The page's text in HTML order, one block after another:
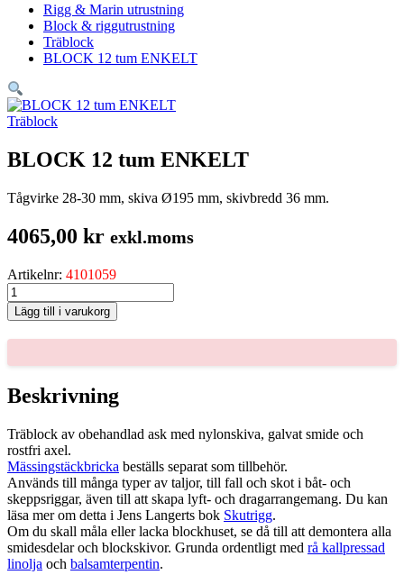
Rigg & Marin utrustning
Block & riggutrustning
Träblock
BLOCK 12 tum ENKELT
Träblock
BLOCK 12 tum ENKELT
Tågvirke 28-30 mm, skiva Ø195 mm, skivbredd 36 mm.
4065,00 kr exkl.moms
Artikelnr: 4101059
BLOCK
12
tum
ENKELT
Lägg till i varukorg
Beskrivning
Träblock av obehandlad ask med nylonskiva, galvat smide och
rostfri axel.
Mässingstäckbricka beställs separat som tillbehör.
Används till många typer av taljor, till fall och skot i båt- och
skeppsriggar, även till att skapa lyft- och dragarrangemang. Du kan
läsa mer om detta i Jens Langerts bok Skutrigg.
Om du skall måla eller lacka blockhuset, se då till att demontera alla
smidesdelar och blockskivor. Grunda ordentligt med rå kallpressad
linolja och balsamterpentin.